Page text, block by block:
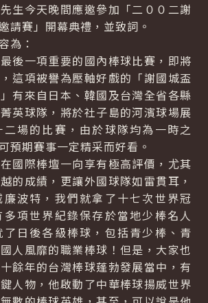
今天晚間應邀參加「二００二謝
請賽」開幕典禮，並致詞。
：
一項重要的國內棒球比賽，即將
這項被譽為壓軸好戲的「謝國城盃
有來自日本、韓國及台灣全省各縣
英球隊，將於社子島的河濱球場展
場的比賽，由於球隊均為一時之
預期賽事一定精采而好看。
際棒壇一向享有極高評價，尤其
的成績，更讓外國球隊如雷貫耳，
波特，我們就拿了十七次世界冠
項世界紀錄保存於當地少棒名人
日後各級棒球，包括青少棒、青
人風靡的職業棒球！但是，大家也
餘年的台灣棒球蓬勃發展當中，有
人物，他啟動了中華棒球揚威世界